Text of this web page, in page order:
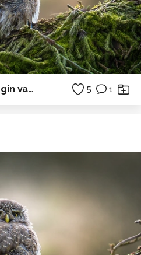
Strijklicht over de Koningin van de pages 5 1